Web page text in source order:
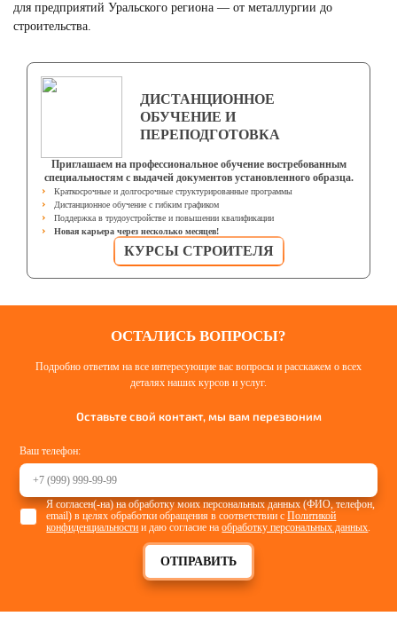
Смотреть
СПЕЦОДЕЖДА ДЛЯ ИТР
Смотреть
для предприятий Уральского региона — от металлургии до
строительства.
ДИСТАНЦИОННОЕ
ОБУЧЕНИЕ И
ПЕРЕПОДГОТОВКА
Приглашаем на профессиональное обучение востребованным
специальностям с выдачей документов установленного образца.
Краткосрочные и долгосрочные структурированные программы
Дистанционное обучение с гибким графиком
Поддержка в трудоустройстве и повышении квалификации
Новая карьера через несколько месяцев!
КУРСЫ СТРОИТЕЛЯ
ОСТАЛИСЬ ВОПРОСЫ?
Подробно ответим на все интересующие вас вопросы и расскажем о всех
деталях наших курсов и услуг.
Оставьте свой контакт, мы вам перезвоним
Ваш телефон:
ОТПРАВИТЬ
Я согласен(-на) на обработку моих персональных данных (ФИО, телефон,
email) в целях обработки обращения в соответствии сПолитикой
конфиденциальности и даю согласие наобработку персональных данных.